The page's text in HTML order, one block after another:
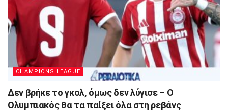
CHAMPIONS LEAGUE
Δεν βρήκε το γκολ, όμως δεν λύγισε – Ο
Ολυμπιακός θα τα παίξει όλα στη ρεβάνς